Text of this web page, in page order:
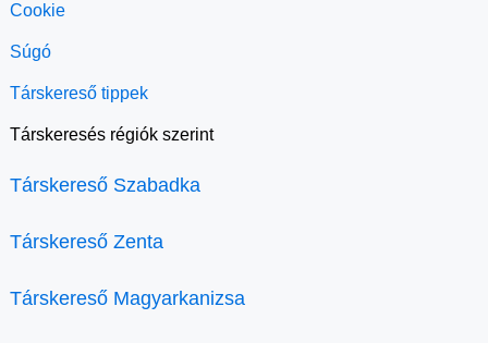
Cookie
Súgó
Társkereső tippek
Társkeresés régiók szerint
Társkereső Szabadka
Társkereső Zenta
Társkereső Magyarkanizsa